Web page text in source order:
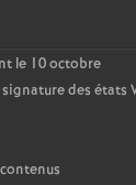
le 10 octobre
des états